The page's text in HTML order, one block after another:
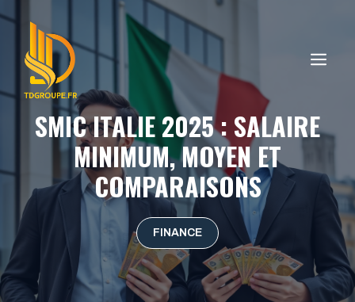
Aller
contenu
SMIC ITALIE 2025 : SALAIRE
MINIMUM, MOYEN ET
COMPARAISONS
FINANCE